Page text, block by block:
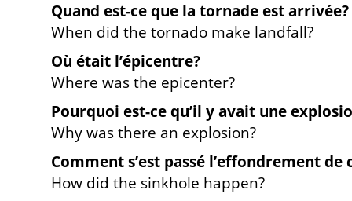
Quand est-ce que la tornade est arrivée?
When did the tornado make landfall?
Où était l’épicentre?
Where was the epicenter?
Pourquoi est-ce qu’il y avait une
Why was there an explosion?
Comment s’est passé l’effondrement de
How did the sinkhole happen?